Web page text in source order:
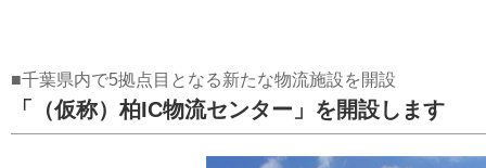
■千葉県内で5拠点目となる新たな物流施設を開設
「（仮称）柏IC物流センター」を開設します